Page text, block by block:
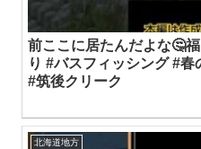
前ここに居たんだよな🤔
り #バスフィッシング #
#筑後クリーク
北海道地方